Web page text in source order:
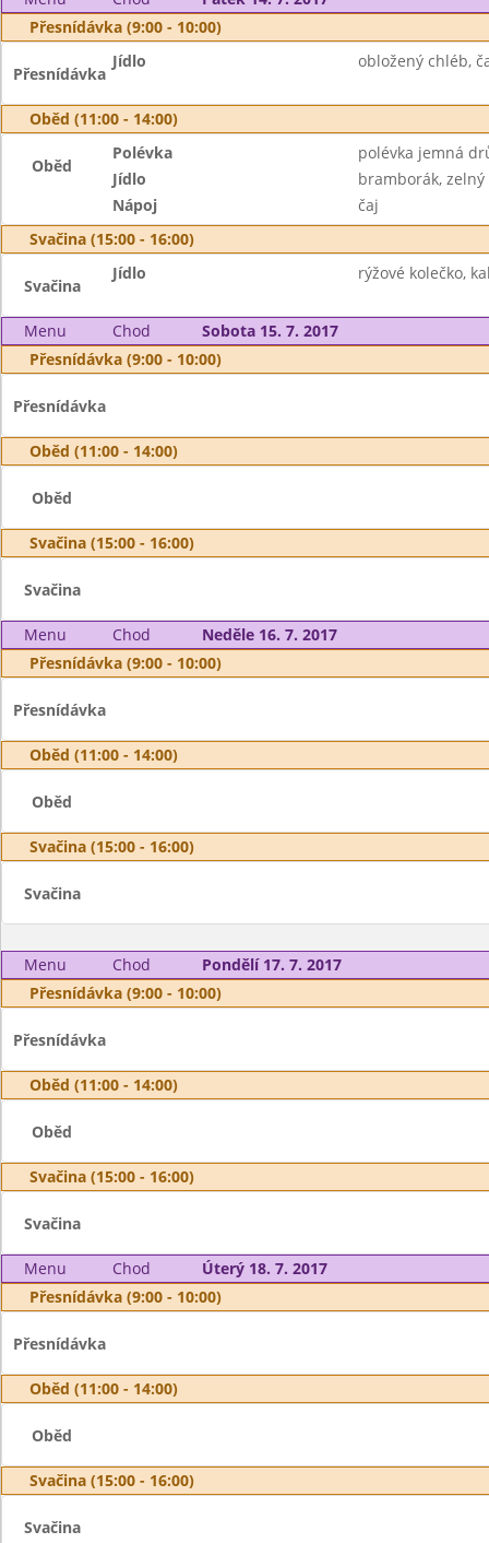
Přesnídávka (9:00 - 10:00)
Přesnídávka
Jídlo obložený chléb,
Oběd (11:00 - 14:00)
Oběd
Polévka
polévka jemná
Jídlo
bramborák, zelný
Nápoj
čaj
Svačina (15:00 - 16:00)
Svačina
Jídlo rýžové kolečko,
Menu Chod
Sobota 15. 7. 2017
Přesnídávka (9:00 - 10:00)
Přesnídávka
Oběd (11:00 - 14:00)
Oběd
Svačina (15:00 - 16:00)
Svačina
Menu Chod
Neděle 16. 7. 2017
Přesnídávka (9:00 - 10:00)
Přesnídávka
Oběd (11:00 - 14:00)
Oběd
Svačina (15:00 - 16:00)
Svačina
Menu Chod
Pondělí 17. 7. 2017
Přesnídávka (9:00 - 10:00)
Přesnídávka
Oběd (11:00 - 14:00)
Oběd
Svačina (15:00 - 16:00)
Svačina
Menu Chod
Úterý 18. 7. 2017
Přesnídávka (9:00 - 10:00)
Přesnídávka
Oběd (11:00 - 14:00)
Oběd
Svačina (15:00 - 16:00)
Svačina